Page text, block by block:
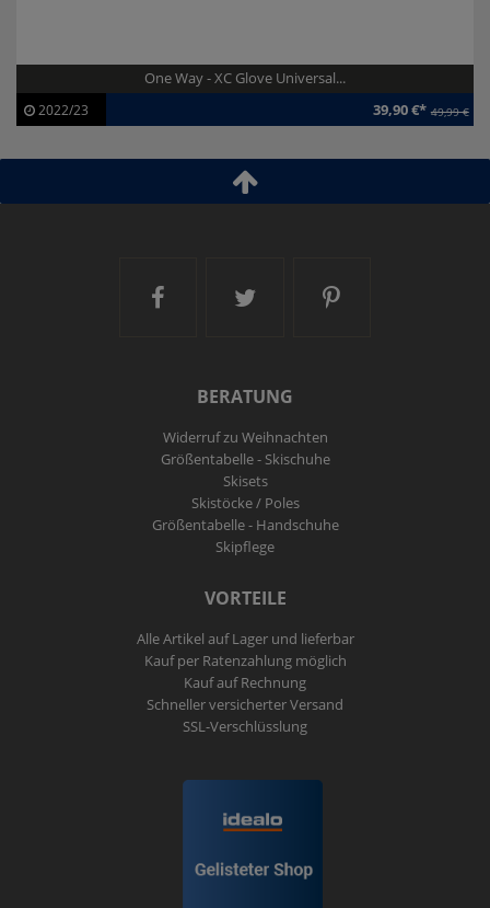
One Way - XC Glove Universal...
2022/23 39,90 €* 49,99 €
Ski and More auf Facebook
Ski and More auf
Ski and More
BERATUNG
Widerruf zu Weihnachten
Größentabelle - Skischuhe
Skisets
Skistöcke / Poles
Größentabelle - Handschuhe
Skipflege
VORTEILE
Alle Artikel auf Lager und lieferbar
Kauf per Ratenzahlung möglich
Kauf auf Rechnung
Schneller versicherter Versand
SSL-Verschlüsslung